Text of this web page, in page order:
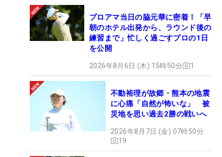
プロアマ当日の脇元華に密着！「早
朝のホテル出発から、ラウンド後の
練習まで」忙しく過ごすプロの1日
を公開
2026年8月6日 (木) 15時50分 1
不動裕理が故郷・熊本の地震
に心痛「自然が怖いな」 被
災地を思い過去2勝の戦いへ
2026年8月7日 (金) 07時50分
19